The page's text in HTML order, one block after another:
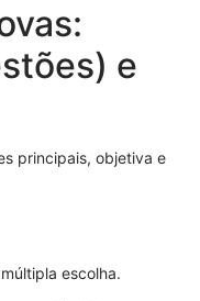
e
principais, objetiva e
escolha.